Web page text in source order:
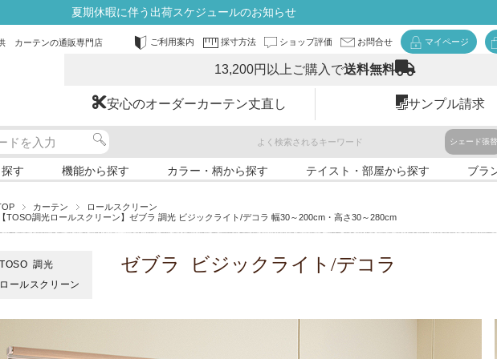
夏期休暇に伴う出荷スケジュールのお知らせ
カーテンの通販専門店 ご利用案内 採寸方法 ショップ評価 お問合せ マイページ
13,200円以上ご購入で送料無料
安心のオーダーカーテン丈直し サンプル請求
よく検索されるキーワード シェード張替
す 機能から探す カラー・柄から探す テイスト・部屋から探す ブラ
カーテン
ロールスクリーン
TOSO調光ロールスクリーン】ゼブラ 調光 ビジックライト/デコラ 幅30～200cm・高さ30～280cm
TOSO 調光
ロールスクリーン
ゼブラ ビジックライト/デコラ